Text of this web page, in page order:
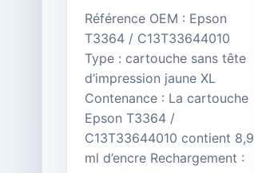
Référence OEM : Epson
T3364 / C13T33644010
Type : cartouche sans tête
d’impression jaune XL
Contenance : La cartouche
Epson T3364 /
C13T33644010 contient 8,9
ml d’encre Rechargement :